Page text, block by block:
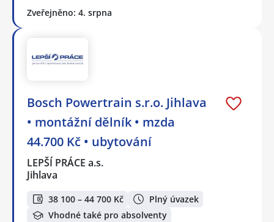
Zveřejněno: 4. srpna
Bosch Powertrain s.r.o. Jihlava
• montážní dělník • mzda
44.700 Kč • ubytování
LEPŠÍ PRÁCE a.s.
Jihlava
38 100 – 44 700 Kč
Plný úvazek
Vhodné také pro absolventy